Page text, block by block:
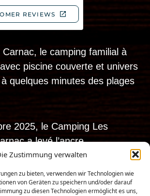
Zustimmung verwalten
zu bieten, verwenden wir Technologien wie
von Geräten zu speichern und/oder darauf
zu diesen Technologien ermöglicht es uns,
le camping familial à
piscine couverte et univers
quelques minutes des plages
2025, le Camping Les
a levé l’ancre…
2026, il a hissé son
pour devenir :
Les Pirates de